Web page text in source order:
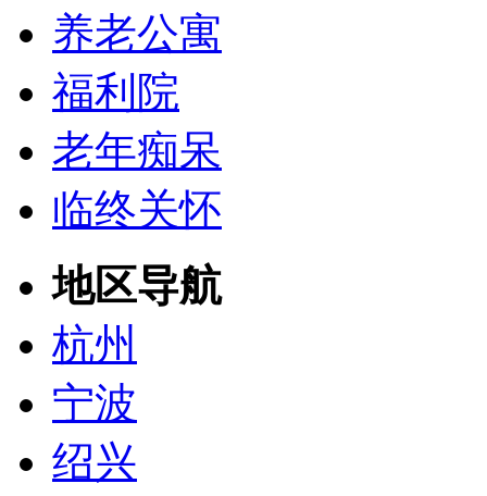
养老公寓
福利院
老年痴呆
临终关怀
地区导航
杭州
宁波
绍兴